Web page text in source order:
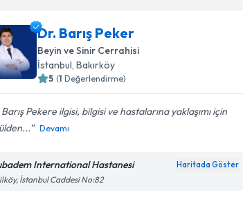
Dr. Barış Peker
Beyin ve Sinir Cerrahisi
İstanbul , Bakırköy
5 (1 Değerlendirme)
Pekere ilgisi, bilgisi ve hastalarına yaklaşımı için
Devamı
International Hastanesi Haritada Göster
İstanbul Caddesi No:82